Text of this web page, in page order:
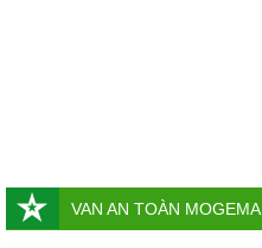
VAN AN TOÀN MOGEMA